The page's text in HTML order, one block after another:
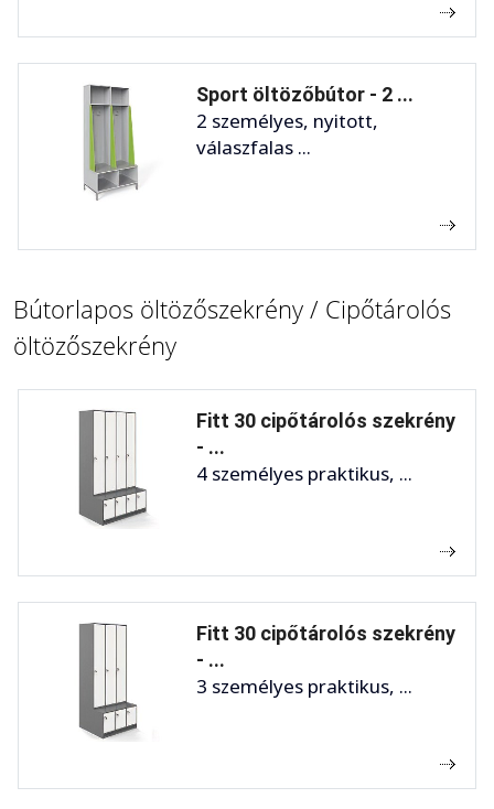
Sport öltözőbútor - 2 ...
2 személyes, nyitott,
válaszfalas ...
Bútorlapos öltözőszekrény / Cipőtárolós
öltözőszekrény
Fitt 30 cipőtárolós szekrény
- ...
4 személyes praktikus, ...
Fitt 30 cipőtárolós szekrény
- ...
3 személyes praktikus, ...